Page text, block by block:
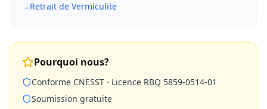
→ Retrait de Vermiculite
Pourquoi nous?
Conforme CNESST · Licence RBQ 5859-0514-01
Soumission gratuite